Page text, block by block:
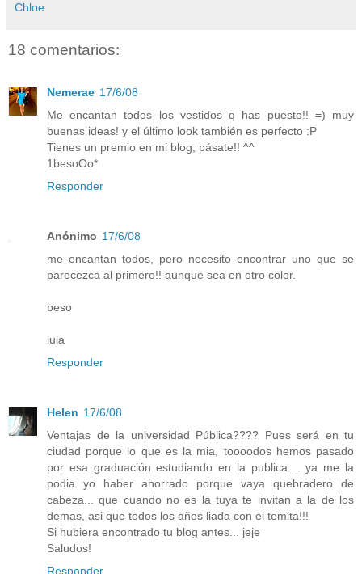
Chloe
18 comentarios:
Nemerae 17/6/08
Me encantan todos los vestidos q has puesto!! =) muy
buenas ideas! y el último look también es perfecto :P
Tienes un premio en mi blog, pásate!! ^^
1besoOo*
Responder
Anónimo 17/6/08
me encantan todos, pero necesito encontrar uno que se
parecezca al primero!! aunque sea en otro color.
beso
lula
Responder
Helen 17/6/08
Ventajas de la universidad Pública???? Pues será en tu
ciudad porque lo que es la mia, toooodos hemos pasado
por esa graduación estudiando en la publica.... ya me la
podia yo haber ahorrado porque vaya quebradero de
cabeza... que cuando no es la tuya te invitan a la de los
demas, asi que todos los años liada con el temita!!!
Si hubiera encontrado tu blog antes... jeje
Saludos!
Responder